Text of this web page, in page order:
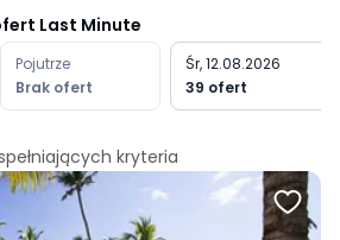
Last Minute
Pojutrze
Brak ofert
Śr, 12.08.2026
39 ofert
kryteria